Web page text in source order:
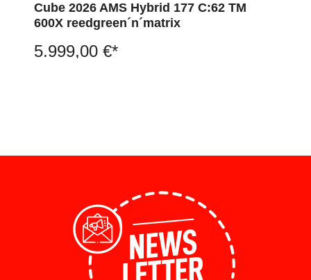
Cube 2026 AMS Hybrid 177 C:62 TM
600X reedgreen´n´matrix
5.999,00 €*